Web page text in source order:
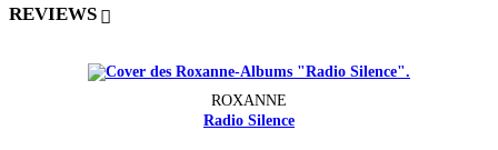
REVIEWS
ROXANNE
Radio Silence